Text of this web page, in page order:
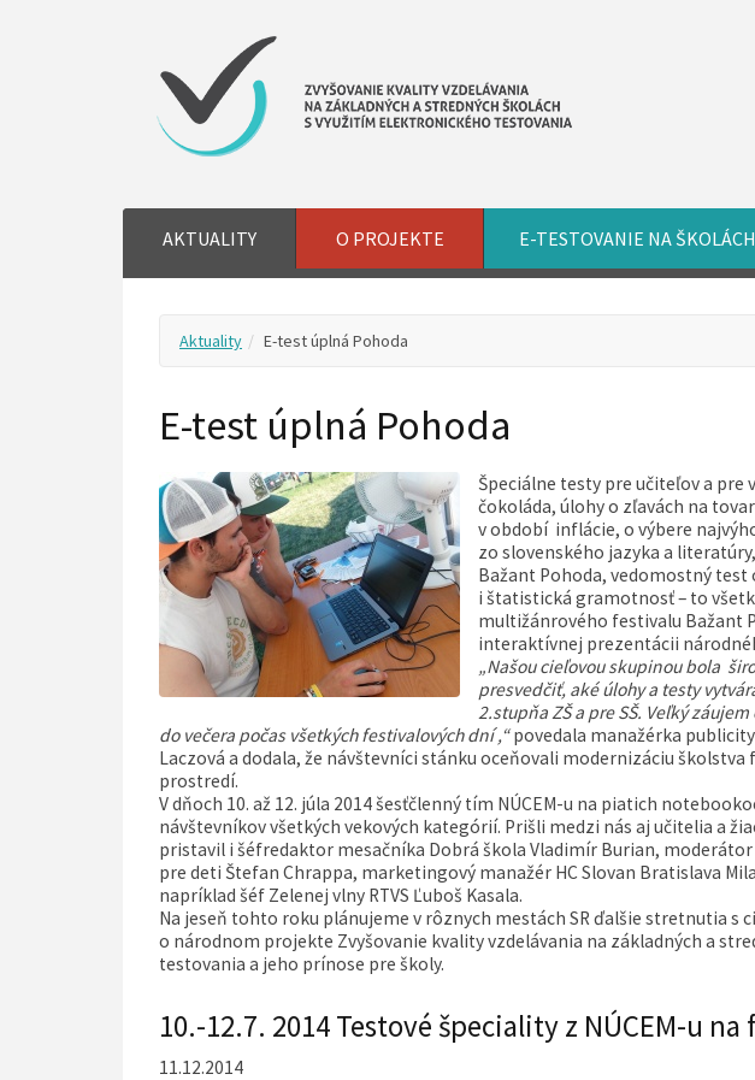
AKTUALITY O PROJEKTE E-TESTOVANIE NA ŠKOLÁCH
Aktuality E-test úplná Pohoda
E-test úplná Pohoda
Špeciálne testy pre učiteľov a
čokoláda, úlohy o zľavách na
v období inflácie, o výbere
zo slovenského jazyka a
Bažant Pohoda, vedomostný
i štatistická gramotnosť – to
multižánrového festivalu Bažant
interaktívnej prezentácii
„Našou cieľovou skupinou bola
presvedčiť, aké úlohy a testy
2.stupňa ZŠ a pre SŠ. Veľký
do večera počas všetkých festivalových dní ,“povedala manažérka
Laczová a dodala, že návštevníci stánku oceňovali modernizáciu
prostredí.
V dňoch 10. až 12. júla 2014 šesťčlenný tím NÚCEM-u na piatich
návštevníkov všetkých vekových kategórií. Prišli medzi nás aj učitelia a
pristavil i šéfredaktor mesačníka Dobrá škola Vladimír Burian,
pre deti Štefan Chrappa, marketingový manažér HC Slovan Bratislava
napríklad šéf Zelenej vlny RTVS Ľuboš Kasala.
Na jeseň tohto roku plánujeme v rôznych mestách SR ďalšie stretnutia
o národnom projekte Zvyšovanie kvality vzdelávania na základných a
testovania a jeho prínose pre školy.
10.-12.7. 2014 Testové špeciality z NÚCEM-u
11.12.2014